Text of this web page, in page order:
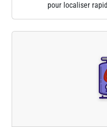
pour localiser